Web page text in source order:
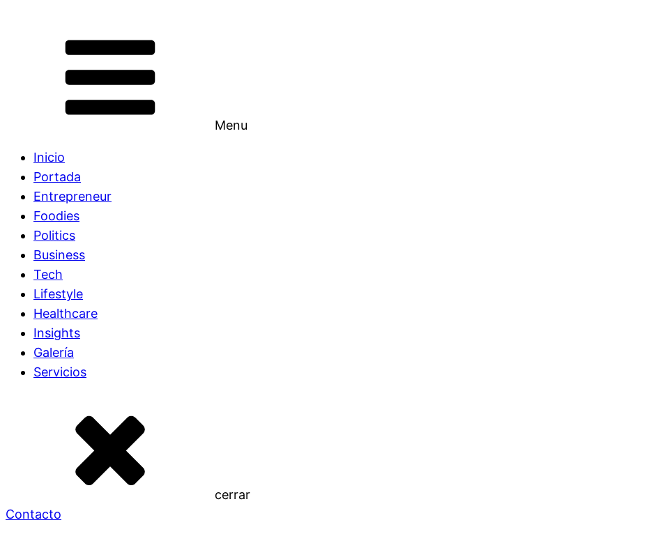
Menu
Inicio
Portada
Entrepreneur
Foodies
Politics
Business
Tech
Lifestyle
Healthcare
Insights
Galería
Servicios
cerrar
Contacto